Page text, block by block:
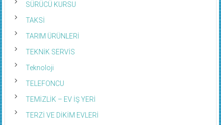
SÜRÜCÜ KURSU
TAKSİ
TARIM ÜRÜNLERİ
TEKNİK SERVİS
Teknoloji
TELEFONCU
TEMİZLİK – EV İŞ YERİ
TERZİ VE DİKİM EVLERİ